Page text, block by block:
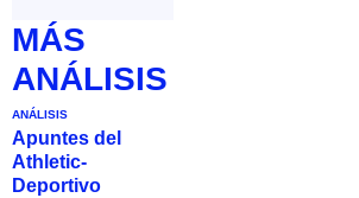
MÁS
ANÁLISIS
ANÁLISIS
Apuntes del
Athletic-
Deportivo